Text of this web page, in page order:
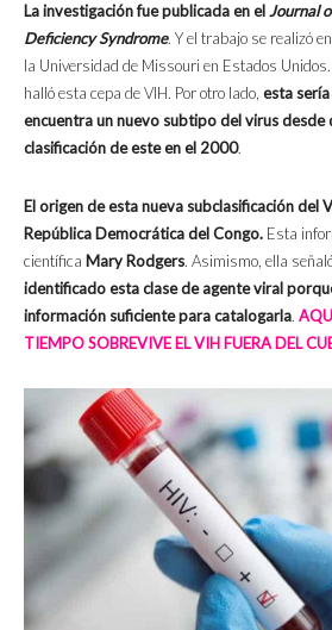
La investigación fue publicada en elJournal
Deficiency Syndrome. Y el trabajo se realizó
la Universidad de Missouri en Estados
halló esta cepa de VIH. Por otro lado, esta
encuentra un nuevo subtipo del virus desde
clasificación de este en el 2000.
El origen de esta nueva subclasificación del
República Democrática del Congo. Esta
científica Mary Rodgers. Asimismo, ella
identificado esta clase de agente viral
información suficiente para catalogarla.
TIEMPO SOBREVIVE EL VIH FUERA DEL